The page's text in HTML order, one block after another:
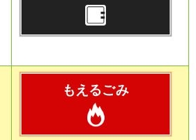
もえるごみ